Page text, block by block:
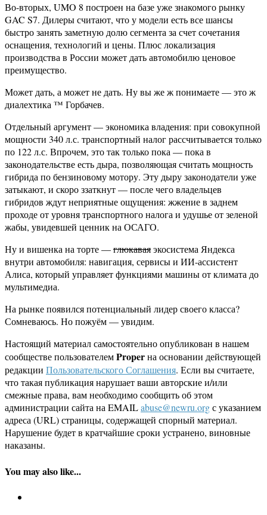
Во-вторых, UMO 8 построен на базе уже знакомого рынку
GAC S7. Дилеры считают, что у модели есть все шансы
быстро занять заметную долю сегмента за счет сочетания
оснащения, технологий и цены. Плюс локализация
производства в России может дать автомобилю ценовое
преимущество.
Может дать, а может не дать. Ну вы же ж понимаете — это ж
диалехтика ™ Горбачев.
Отдельный аргумент — экономика владения: при совокупной
мощности 340 л.с. транспортный налог рассчитывается только
по 122 л.с. Впрочем, это так только пока — пока в
законодательстве есть дыра, позволяющая считать мощность
гибрида по бензиновому мотору. Эту дыру законодатели уже
затыкают, и скоро ззаткнут — после чего владельцев
гибридов ждут неприятные ощущения: жжение в заднем
проходе от уровня транспортного налога и удушье от зеленой
жабы, увидевшей ценник на ОСАГО.
Ну и вишенка на торте —глюкаваяэкосистема Яндекса
внутри автомобиля: навигация, сервисы и ИИ-ассистент
Алиса, который управляет функциями машины от климата до
мультимедиа.
На рынке появился потенциальный лидер своего класса?
Сомневаюсь. Но пожуём — увидим.
Настоящий материал самостоятельно опубликован в нашем
сообществе пользователемProperна основании действующей
редакции Пользовательского Соглашения. Если вы считаете,
что такая публикация нарушает ваши авторские и/или
смежные права, вам необходимо сообщить об этом
администрации сайта на EMAILabuse@newru.orgс указанием
адреса (URL) страницы, содержащей спорный материал.
Нарушение будет в кратчайшие сроки устранено, виновные
наказаны.
You may also like...